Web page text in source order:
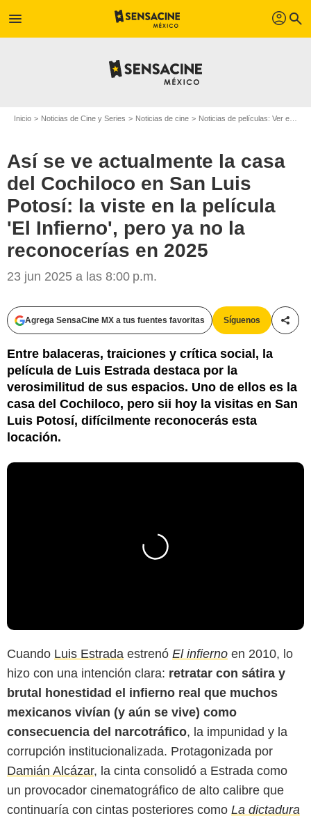
menu profil search
Inicio Noticias de Cine y Series Noticias de cine Noticias de películas: Ver en la web
Así se ve actualmente la casa
del Cochiloco en San Luis
Potosí: la viste en la película
'El Infierno', pero ya no la
reconocerías en 2025
23 jun 2025 a las 8:00 p.m.
Agrega SensaCine MX a tus fuentes favoritas Síguenos
Entre balaceras, traiciones y crítica social, la
película de Luis Estrada destaca por la
verosimilitud de sus espacios. Uno de ellos es la
casa del Cochiloco, pero sii hoy la visitas en San
Luis Potosí, difícilmente reconocerás esta
locación.
Cuando Luis Estrada estrenó El infierno en 2010, lo
hizo con una intención clara: retratar con sátira y
brutal honestidad el infierno real que muchos
mexicanos vivían (y aún se vive) como
consecuencia del narcotráfico, la impunidad y la
corrupción institucionalizada. Protagonizada por
Damián Alcázar, la cinta consolidó a Estrada como
un provocador cinematográfico de alto calibre que
continuaría con cintas posteriores como La dictadura